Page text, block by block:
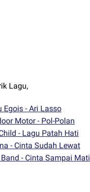
Lagu,
Egois - Ari Lasso
Motor - Pol-Polan
- Lagu Patah Hati
- Cinta Sudah Lewat
- Cinta Sampai Mati